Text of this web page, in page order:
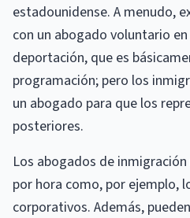
estadounidense. A menudo,
con un abogado voluntario
deportación, que es
programación; pero los
un abogado para que los
posteriores.
Los abogados de
por hora como, por ejemplo,
corporativos. Además,